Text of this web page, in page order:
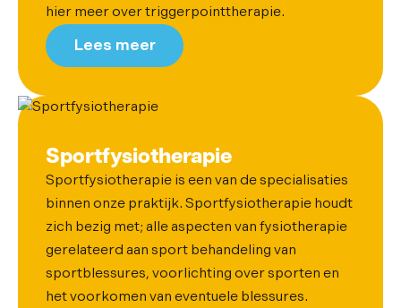
hier meer over triggerpointtherapie.
Lees meer
Sportfysiotherapie
Sportfysiotherapie is een van de specialisaties
binnen onze praktijk. Sportfysiotherapie houdt
zich bezig met; alle aspecten van fysiotherapie
gerelateerd aan sport behandeling van
sportblessures, voorlichting over sporten en
het voorkomen van eventuele blessures.